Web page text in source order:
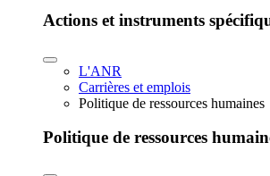
Actions et instruments
L'ANR
Carrières et emplois
Politique de ressources humaines
Politique de ressources